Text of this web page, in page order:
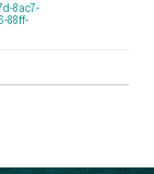
8ac7-
88ff-